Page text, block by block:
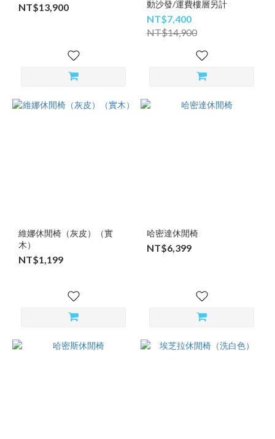
NT$13,900
動沙發/運費樓層另計
NT$7,400
NT$14,900
維娜休閒椅（灰皮）（實
木）
NT$1,199
哈密達休閒椅
NT$6,399